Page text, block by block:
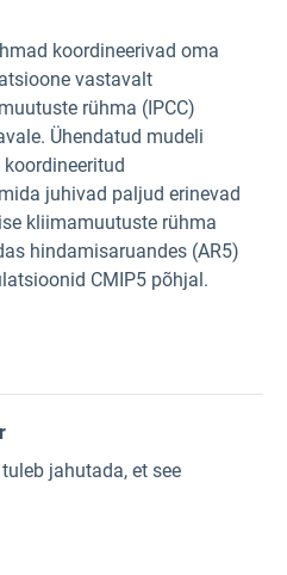
koordineerivad oma
vastavalt
rühma (IPCC)
Ühendatud mudeli
juhivad paljud erinevad
kliimamuutuste rühma
hindamisaruandes (AR5)
CMIP5 põhjal.
jahutada, et see